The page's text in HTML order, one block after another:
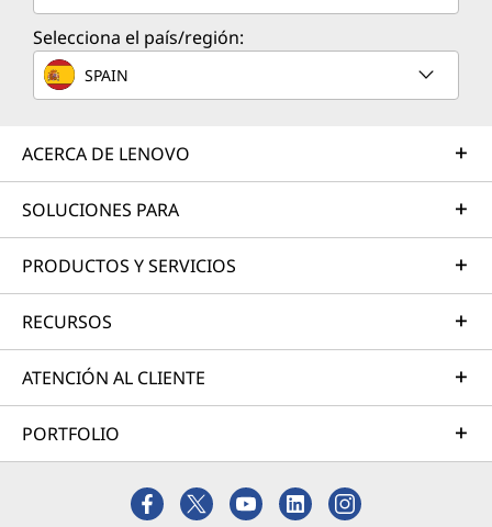
Selecciona el país/región:
SPAIN
ACERCA DE LENOVO
SOLUCIONES PARA
PRODUCTOS Y SERVICIOS
RECURSOS
ATENCIÓN AL CLIENTE
PORTFOLIO